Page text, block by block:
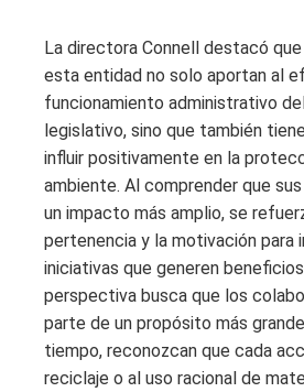
La directora Connell destacó
esta entidad no solo aportan al
funcionamiento administrativo
legislativo, sino que también
influir positivamente en la
ambiente. Al comprender que
un impacto más amplio, se
pertenencia y la motivación para
iniciativas que generen
perspectiva busca que los
parte de un propósito más
tiempo, reconozcan que cada
reciclaje o al uso racional de